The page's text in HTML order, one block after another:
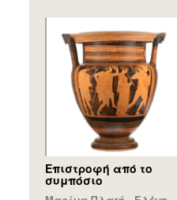
Επιστροφή από το
συμπόσιο